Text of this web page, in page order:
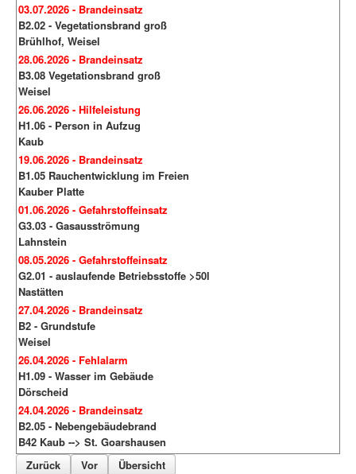
03.07.2026 - Brandeinsatz
B2.02 - Vegetationsbrand groß
Brühlhof, Weisel
28.06.2026 - Brandeinsatz
B3.08 Vegetationsbrand groß
Weisel
26.06.2026 - Hilfeleistung
H1.06 - Person in Aufzug
Kaub
19.06.2026 - Brandeinsatz
B1.05 Rauchentwicklung im Freien
Kauber Platte
01.06.2026 - Gefahrstoffeinsatz
G3.03 - Gasausströmung
Lahnstein
08.05.2026 - Gefahrstoffeinsatz
G2.01 - auslaufende Betriebsstoffe >50l
Nastätten
27.04.2026 - Brandeinsatz
B2 - Grundstufe
Weisel
26.04.2026 - Fehlalarm
H1.09 - Wasser im Gebäude
Dörscheid
24.04.2026 - Brandeinsatz
B2.05 - Nebengebäudebrand
B42 Kaub --> St. Goarshausen
Zurück
Vor Übersicht